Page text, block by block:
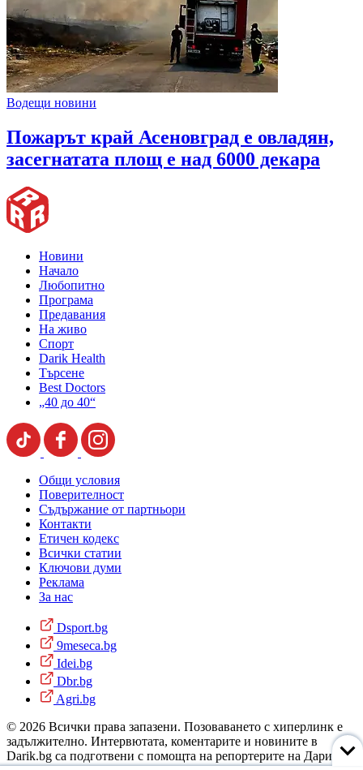
Водещи новини
Пожарът край Асеновград е овладян,
засегнатата площ е над 6000 декара
Новини
Начало
Любопитно
Програма
Предавания
На живо
Спорт
Darik Health
Търсене
Best Doctors
„40 до 40“
Общи условия
Поверителност
Съдържание от партньори
Контакти
Етичен кодекс
Всички статии
Ключови думи
Реклама
За нас
Dsport.bg
9meseca.bg
Idei.bg
Dbr.bg
Agri.bg
© 2026 Всички права запазени. Позоваването с хиперлинк е
задължително. Интервютата, коментарите и новините в
Darik.bg са подготвени с помощта на репортерите на Дарик